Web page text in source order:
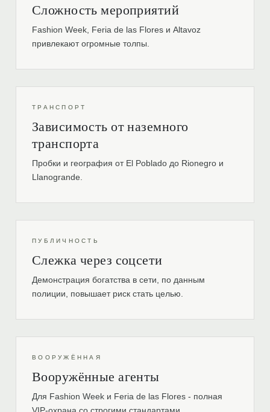
Сложность мероприятий
Fashion Week, Feria de las Flores и Altavoz
привлекают огромные толпы.
ТРАНСПОРТ
Зависимость от наземного
транспорта
Пробки и география от El Poblado до Rionegro и
Llanogrande.
ПУБЛИЧНОСТЬ
Слежка через соцсети
Демонстрация богатства в сети, по данным
полиции, повышает риск стать целью.
ВООРУЖЁННАЯ
Вооружённые агенты
Для Fashion Week и Feria de las Flores - полная